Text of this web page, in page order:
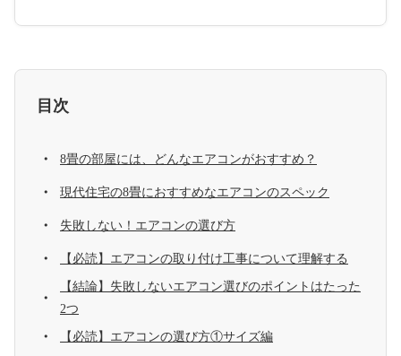
目次
8畳の部屋には、どんなエアコンがおすすめ？
現代住宅の8畳におすすめなエアコンのスペック
失敗しない！エアコンの選び方
【必読】エアコンの取り付け工事について理解する
【結論】失敗しないエアコン選びのポイントはたった
2つ
【必読】エアコンの選び方①サイズ編